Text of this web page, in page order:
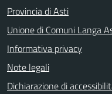
Provincia di Asti
Unione di Comuni Langa
Informativa privacy
Note legali
Dichiarazione di